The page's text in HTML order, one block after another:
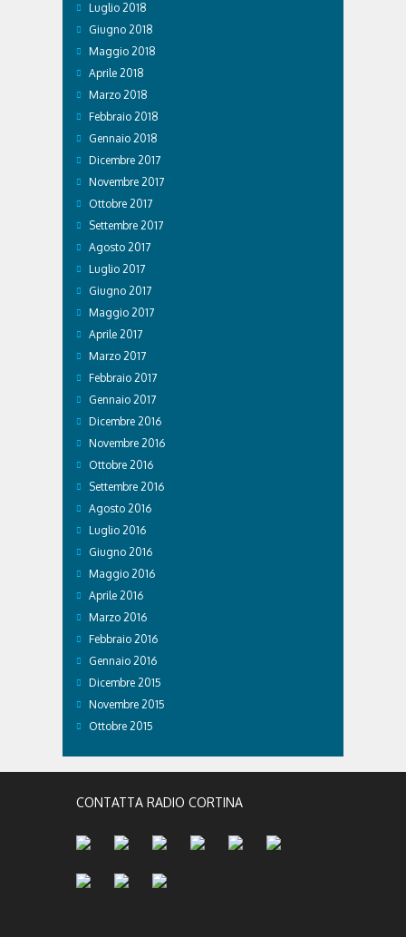
Luglio 2018
Giugno 2018
Maggio 2018
Aprile 2018
Marzo 2018
Febbraio 2018
Gennaio 2018
Dicembre 2017
Novembre 2017
Ottobre 2017
Settembre 2017
Agosto 2017
Luglio 2017
Giugno 2017
Maggio 2017
Aprile 2017
Marzo 2017
Febbraio 2017
Gennaio 2017
Dicembre 2016
Novembre 2016
Ottobre 2016
Settembre 2016
Agosto 2016
Luglio 2016
Giugno 2016
Maggio 2016
Aprile 2016
Marzo 2016
Febbraio 2016
Gennaio 2016
Dicembre 2015
Novembre 2015
Ottobre 2015
CONTATTA RADIO CORTINA